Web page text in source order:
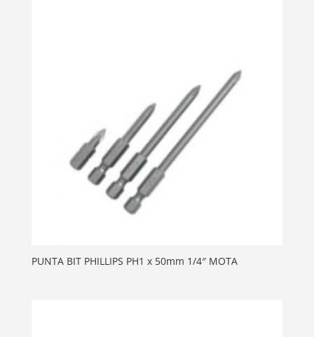
PUNTA BIT PHILLIPS PH1 x 50mm 1/4″ MOTA